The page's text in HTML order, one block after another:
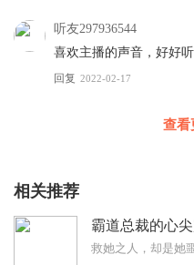
听友297936544
喜欢主播的声音，好好
回复 2022-02-17
查看
相关推荐
霸道总裁的心
救她之人，却是她